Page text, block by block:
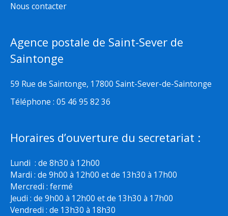
Nous contacter
Agence postale de Saint-Sever de
Saintonge
59 Rue de Saintonge, 17800 Saint-Sever-de-Saintonge
Téléphone : 05 46 95 82 36
Horaires d’ouverture du secretariat :
Lundi : de 8h30 à 12h00
Mardi : de 9h00 à 12h00 et de 13h30 à 17h00
Mercredi : fermé
Jeudi : de 9h00 à 12h00 et de 13h30 à 17h00
Vendredi : de 13h30 à 18h30